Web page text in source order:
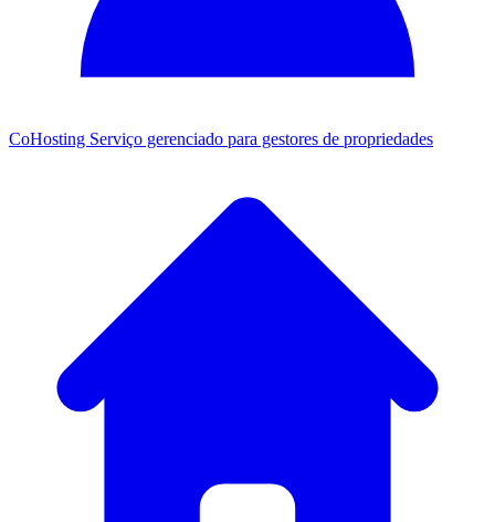
CoHosting Serviço gerenciado para gestores de propriedades